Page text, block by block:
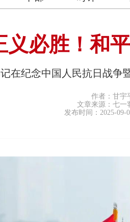
义必胜！和
纪念中国人民抗日战争
作者：甘宇
文章来源：七一
发布时间：2025-09-